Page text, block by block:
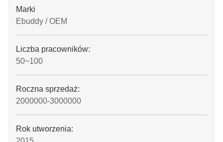
Marki
Ebuddy / OEM
Liczba pracowników:
50~100
Roczna sprzedaż:
2000000-3000000
Rok utworzenia: